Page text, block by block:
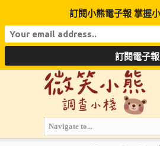
Navigate to...
訂閱小熊電子報 掌握